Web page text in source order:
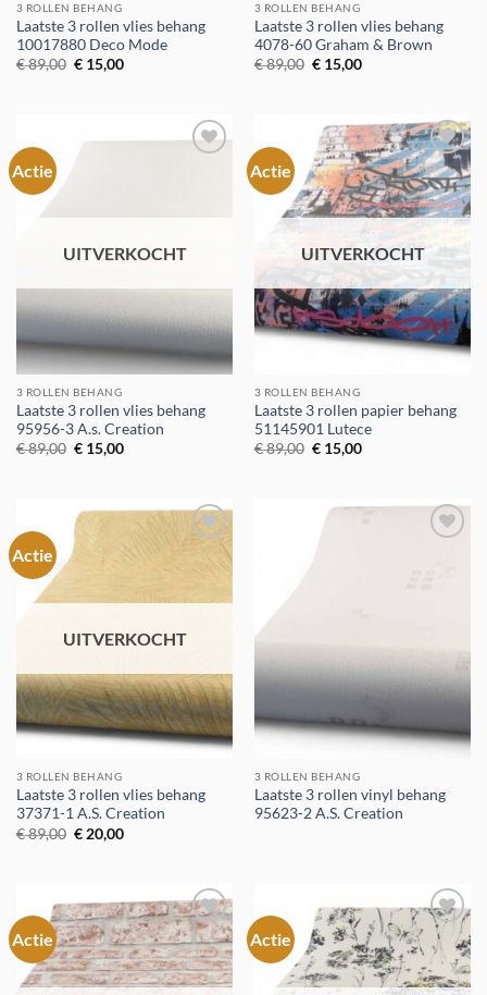
3 ROLLEN BEHANG
Laatste 3 rollen vlies behang
10017880 Deco Mode
€89,00 Oorspronkelijke
€15,00Huidige
3 ROLLEN BEHANG
Laatste 3 rollen vlies behang
4078-60 Graham & Brown
€89,00 Oorspronkelijke
€15,00Huidige
Actie
UITVERKOCHT
3 ROLLEN BEHANG
Laatste 3 rollen vlies behang
95956-3 A.s. Creation
€89,00 Oorspronkelijke
€15,00Huidige
Actie
Toevoegen
aan
verlanglijst
UITVERKOCHT
3 ROLLEN BEHANG
Laatste 3 rollen papier behang
51145901 Lutece
€89,00 Oorspronkelijke
€15,00Huidige
Actie
Toevoegen
UITVERKOCHT
3 ROLLEN BEHANG
Laatste 3 rollen vlies behang
37371-1 A.S. Creation
€89,00 Oorspronkelijke
€20,00Huidige
verlanglijst
3 ROLLEN BEHANG
Laatste 3 rollen vinyl behang
95623-2 A.S. Creation
Actie
Toevoegen
aan
verlanglijst
Actie
Toevoegen
aan
verlanglijst